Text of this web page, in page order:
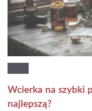
Wcierka na szybki
najlepszą?